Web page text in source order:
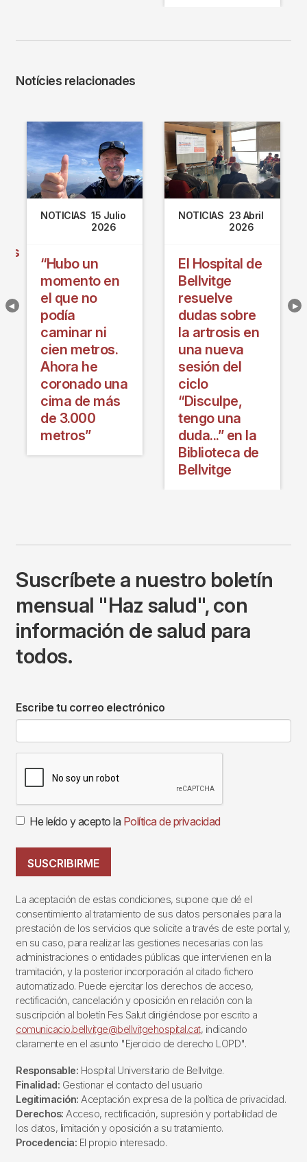
Notícies relacionades
NOTICIAS 15 Julio
2026
“Hubo un
momento en
el que no
podía
caminar ni
cien metros.
Ahora he
coronado una
cima de más
de 3.000
metros”
NOTICIAS 23 Abril
2026
El Hospital de
Bellvitge
resuelve
dudas sobre
la artrosis en
una nueva
sesión del
ciclo
“Disculpe,
tengo una
duda...” en la
Biblioteca de
Bellvitge
Suscríbete a nuestro boletín
mensual "Haz salud", con
información de salud para
todos.
Escribe tu correo electrónico
He leído y acepto la Política de privacidad
SUSCRIBIRME
La aceptación de estas condiciones, supone que dé el
consentimiento al tratamiento de sus datos personales para la
prestación de los servicios que solicite a través de este portal y,
en su caso, para realizar las gestiones necesarias con las
administraciones o entidades públicas que intervienen en la
tramitación, y la posterior incorporación al citado fichero
automatizado. Puede ejercitar los derechos de acceso,
rectificación, cancelación y oposición en relación con la
suscripción al boletín Fes Salut dirigiéndose por escrito a
comunicacio.bellvitge@bellvitgehospital.cat, indicando
claramente en el asunto "Ejercicio de derecho LOPD".
Responsable: Hospital Universitario de Bellvitge.
Finalidad: Gestionar el contacto del usuario
Legitimación: Aceptación expresa de la política de privacidad.
Derechos: Acceso, rectificación, supresión y portabilidad de
los datos, limitación y oposición a su tratamiento.
Procedencia: El propio interesado.